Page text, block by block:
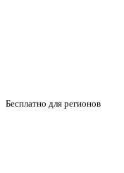
Бесплатно для регионов